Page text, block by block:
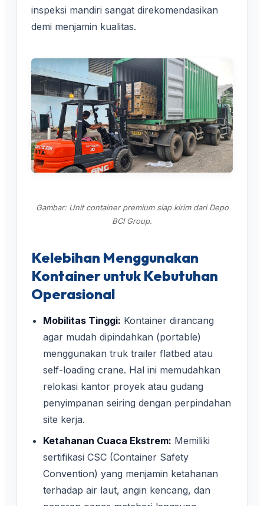
inspeksi mandiri sangat direkomendasikan
demi menjamin kualitas.
Gambar: Unit container premium siap kirim dari Depo
BCI Group.
Kelebihan Menggunakan
Kontainer untuk Kebutuhan
Operasional
Mobilitas Tinggi: Kontainer dirancang
agar mudah dipindahkan (portable)
menggunakan truk trailer flatbed atau
self-loading crane. Hal ini memudahkan
relokasi kantor proyek atau gudang
penyimpanan seiring dengan perpindahan
site kerja.
Ketahanan Cuaca Ekstrem: Memiliki
sertifikasi CSC (Container Safety
Convention) yang menjamin ketahanan
terhadap air laut, angin kencang, dan